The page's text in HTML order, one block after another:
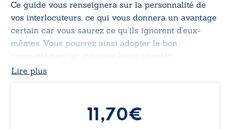
Ce guide vous renseignera sur la personnalité de
vos interlocuteurs, ce qui vous donnera un avantage
certain car vous saurez ce qu’ils ignorent d’eux-
mêmes. Vous pourrez ainsi adopter le bon
comportement et anticiper leurs attentes.
Cet outil apporte suffisamment d’éléments pour
Le guide de la manipulation
tous, son approche est professionnelle et les mises
Lire plus
11,70€